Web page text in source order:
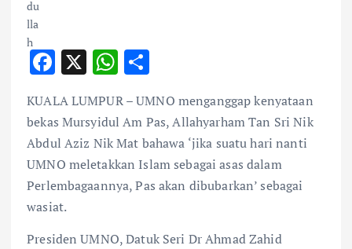
F
e
b
o
o
k
X W
at
s
A
p
ar
e
KUALA LUMPUR – UMNO menganggap kenyataan
bekas Mursyidul Am Pas, Allahyarham Tan Sri Nik
Abdul Aziz Nik Mat bahawa ‘jika suatu hari nanti
UMNO meletakkan Islam sebagai asas dalam
Perlembagaannya, Pas akan dibubarkan’ sebagai
wasiat.
Presiden UMNO, Datuk Seri Dr Ahmad Zahid